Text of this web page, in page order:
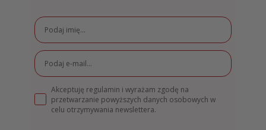
Akceptuję regulamin i wyrażam zgodę na
przetwarzanie powyższych danych osobowych w
celu otrzymywania newslettera.